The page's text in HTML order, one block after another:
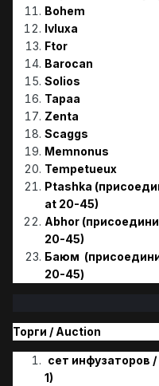
Bohem
Ivluxa
Ftor
Barocan
Solios
Tapaa
Zenta
Scaggs
Memnonus
Tempetueux
Ptashka
at 20-45)
Abhor
20-45)
Баюм
20-45)
Торги / Аuction
сет инфузаторов
1)